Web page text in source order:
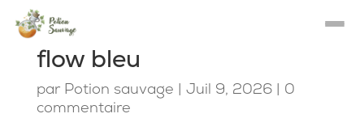
flow bleu
par Potion sauvage | Juil 9, 2026| 0
commentaire